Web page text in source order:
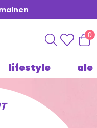
0
lifestyle ale